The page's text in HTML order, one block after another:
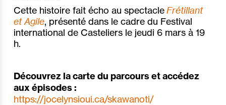
Cette histoire fait écho au spectacleFrétillant
etAgile, présenté dans le cadre du Festival
international de Casteliers le jeudi 6 mars à 19
h.
Découvrez la carte du parcours et accédez
aux épisodes :
https://jocelynsioui.ca/skawanoti/